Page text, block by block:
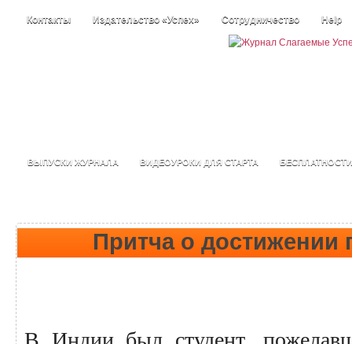
Контакты Издательство «Успех» Сотрудничество Help
ВЫПУСКИ ЖУРНАЛА ВИДЕОУРОКИ ДЛЯ СТАРТА БЕСПЛАТНОСТИ
Притча о достижении